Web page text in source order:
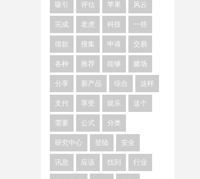
吸引 评估 苹果 风云
完成 老虎 科技 一些
借款 搜集 申请 交易
各种 推荐 能够 赌场
分享 新产品 综合 这样
支付 享受 娱乐 这个
需要 公式 分类
研究中心 登陆 安全
讯息 应该 找到 行业